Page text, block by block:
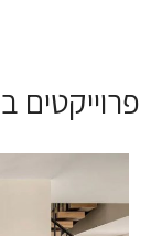
פרוייקטים